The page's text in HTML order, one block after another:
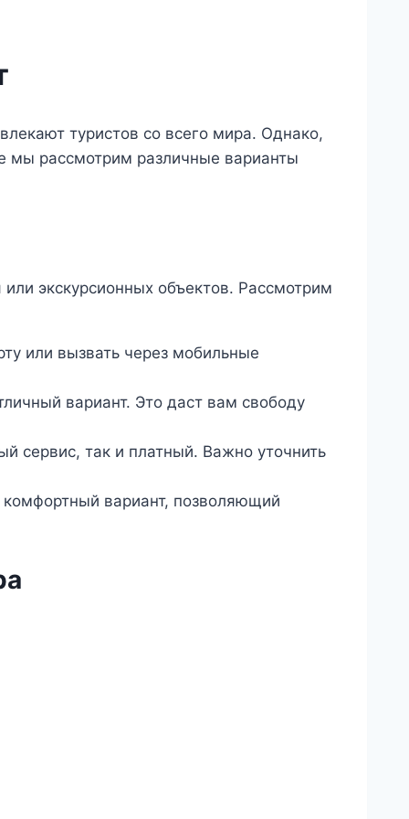
туристов со всего мира. Однако,
мы рассмотрим различные варианты
экскурсионных объектов. Рассмотрим
или вызвать через мобильные
вариант. Это даст вам свободу
сервис, так и платный. Важно уточнить
комфортный вариант, позволяющий